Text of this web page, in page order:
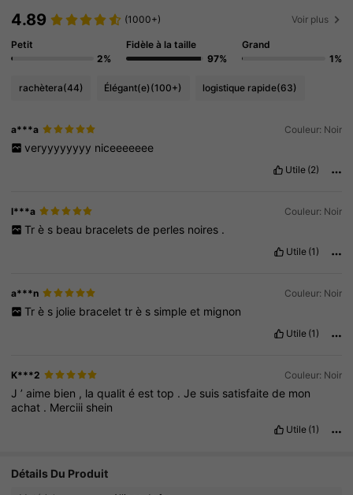
4.89 (1000+) Voir plus
Petit
2%
Fidèle à la taille
97%
Grand
1%
rachètera(44) Élégant(e)(100+) logistique rapide(63)
a***a Couleur: Noir
veryyyyyyyy niceeeeeee
Utile (2)
l***a Couleur: Noir
Tr è s beau bracelets de perles noires .
Utile (1)
a***n Couleur: Noir
Tr è s jolie bracelet tr è s simple et mignon
Utile (1)
K***2 Couleur: Noir
J’ aime bien , laqualitéesttop .Je suis satisfaitede mon
achat . Merciii shein
Utile (1)
Détails Du Produit
4.89